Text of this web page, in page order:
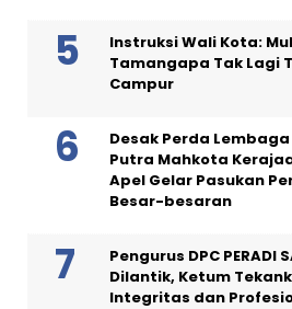
Instruksi Wali Kota:
Tamangapa Tak Lagi
Campur
Desak Perda
Putra Mahkota
Apel Gelar Pasukan
Besar-besaran
Pengurus DPC PERADI
Dilantik, Ketum
Integritas dan